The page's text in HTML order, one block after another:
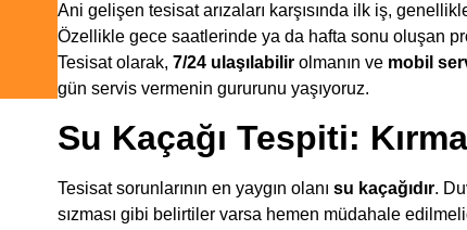
Ani gelişen tesisat arızaları karşısında ilk iş,
Özellikle gece saatlerinde ya da hafta sonu oluşan
Tesisat olarak, 7/24 ulaşılabilirolmanın ve mobil
gün servis vermenin gururunu yaşıyoruz.
Su Kaçağı Tespiti:
Tesisat sorunlarının en yaygın olanı su kaçağıdır.
sızması gibi belirtiler varsa hemen müdahale